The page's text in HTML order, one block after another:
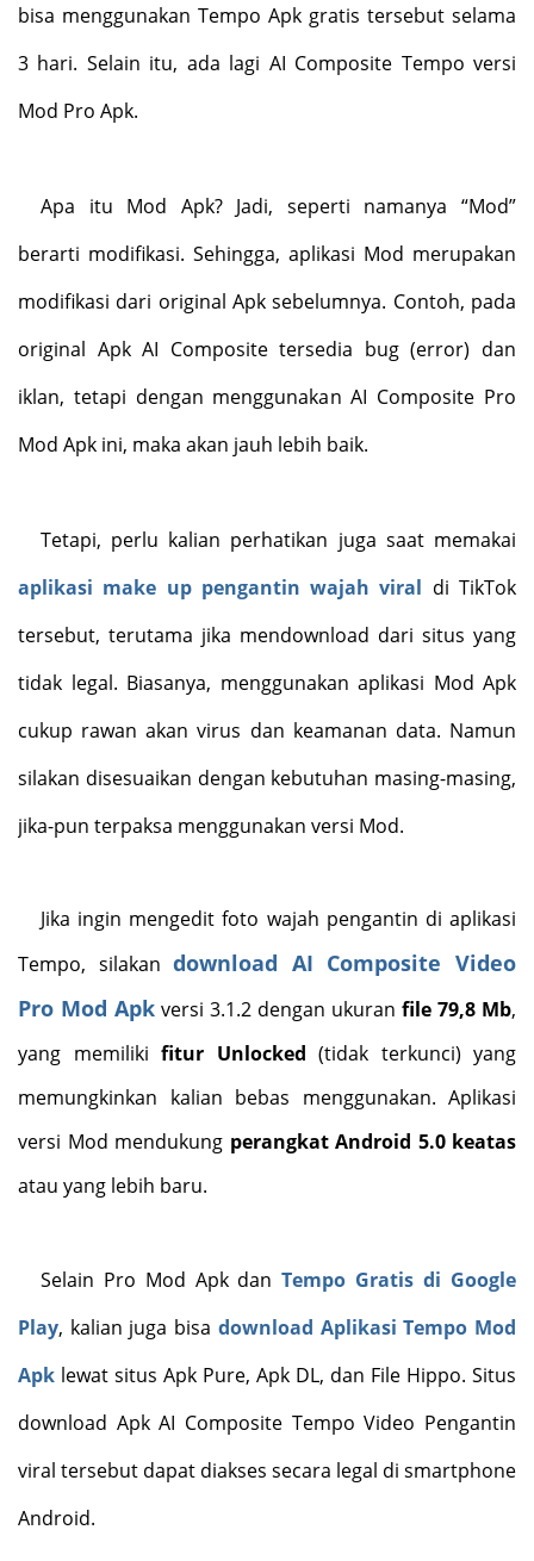
bisa menggunakan Tempo Apk gratis tersebut selama
3 hari. Selain itu, ada lagi AI Composite Tempo versi
Mod Pro Apk.
Apa itu Mod Apk? Jadi, seperti namanya “Mod”
berarti modifikasi. Sehingga, aplikasi Mod merupakan
modifikasi dari original Apk sebelumnya. Contoh, pada
original Apk AI Composite tersedia bug (error) dan
iklan, tetapi dengan menggunakan AI Composite Pro
Mod Apk ini, maka akan jauh lebih baik.
Tetapi, perlu kalian perhatikan juga saat memakai
aplikasi make up pengantin wajah viral di TikTok
tersebut, terutama jika mendownload dari situs yang
tidak legal. Biasanya, menggunakan aplikasi Mod Apk
cukup rawan akan virus dan keamanan data. Namun
silakan disesuaikan dengan kebutuhan masing-masing,
jika-pun terpaksa menggunakan versi Mod.
Jika ingin mengedit foto wajah pengantin di aplikasi
Tempo, silakandownload AI Composite Video
Pro Mod Apk versi 3.1.2 dengan ukuran file 79,8 Mb,
yang memiliki fitur Unlocked (tidak terkunci) yang
memungkinkan kalian bebas menggunakan. Aplikasi
versi Mod mendukung perangkat Android 5.0 keatas
atau yang lebih baru.
Selain Pro Mod Apk danTempo Gratis di Google
Play, kalian juga bisa download Aplikasi Tempo Mod
Apk lewat situs Apk Pure, Apk DL, dan File Hippo. Situs
download Apk AI Composite Tempo Video Pengantin
viral tersebut dapat diakses secara legal di smartphone
Android.